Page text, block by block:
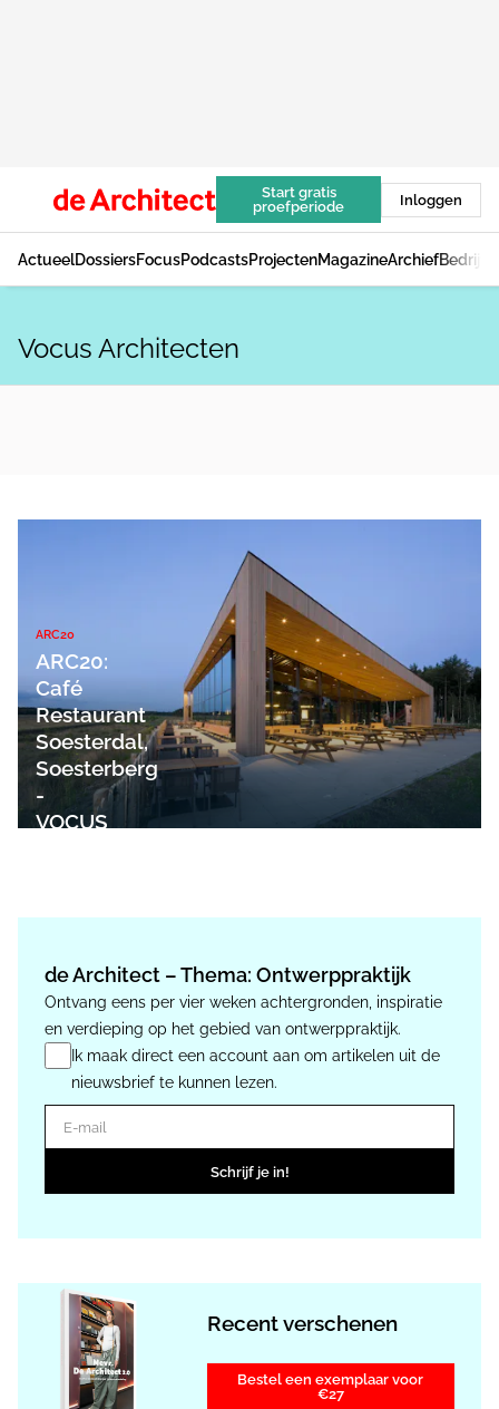
Start gratis
proefperiode
Inloggen
ActueelDossiersFocusPodcastsProjectenMagazineArchief
Vocus Architecten
ARC20
ARC20:
Café
Restaurant
Soesterdal,
Soesterberg
-
VOCUS
de Architect – Thema: Ontwerppraktijk
Ontvang eens per vier weken achtergronden, inspiratie
en verdieping op het gebied van ontwerppraktijk.
Ik maak direct een account aan om artikelen uit de
nieuwsbrief te kunnen lezen.
E-mail
Schrijf je in!
Recent verschenen
Bestel een exemplaar voor
€27